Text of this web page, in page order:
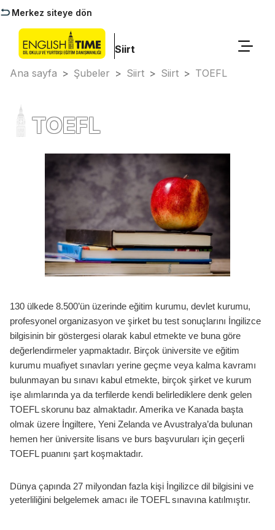
Merkez siteye dön
Siirt
Ana sayfa > Şubeler > Siirt > Siirt > TOEFL
TOEFL
130 ülkede 8.500’ün üzerinde eğitim kurumu, devlet kurumu,
profesyonel organizasyon ve şirket bu test sonuçlarını İngilizce
bilgisinin bir göstergesi olarak kabul etmekte ve buna göre
değerlendirmeler yapmaktadır. Birçok üniversite ve eğitim
kurumu muafiyet sınavları yerine geçme veya kalma kavramı
bulunmayan bu sınavı kabul etmekte, birçok şirket ve kurum
işe alımlarında ya da terfilerde kendi belirlediklere denk gelen
TOEFL skorunu baz almaktadır. Amerika ve Kanada başta
olmak üzere İngiltere, Yeni Zelanda ve Avustralya’da bulunan
hemen her üniversite lisans ve burs başvuruları için geçerli
TOEFL puanını şart koşmaktadır.
Dünya çapında 27 milyondan fazla kişi İngilizce dil bilgisini ve
yeterliliğini belgelemek amacı ile TOEFL sınavına katılmıştır.